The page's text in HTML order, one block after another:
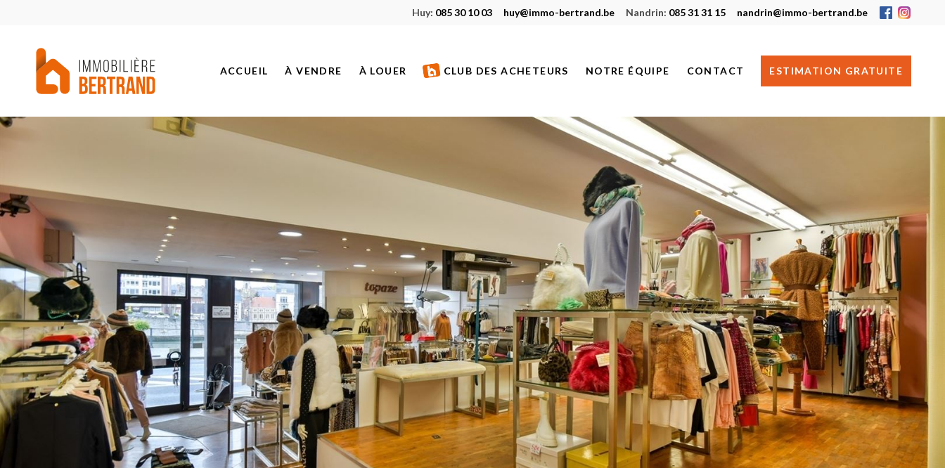
Huy: 085 30 10 03 huy@immo-bertrand.be Nandrin: 085 31 31 15 nandrin@immo-bertrand.be
ACCUEIL À VENDRE À LOUER CLUB DES ACHETEURS NOTRE ÉQUIPE CONTACT
NANDRIN
JE RECHERCHE UN BIEN
ESTIMATION GRATUITE